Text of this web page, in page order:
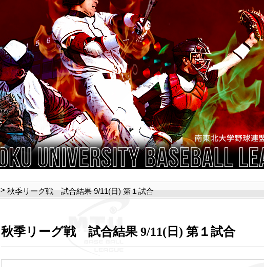
> 秋季リーグ戦 試合結果 9/11(日) 第１試合
秋季リーグ戦 試合結果 9/11(日) 第１試合